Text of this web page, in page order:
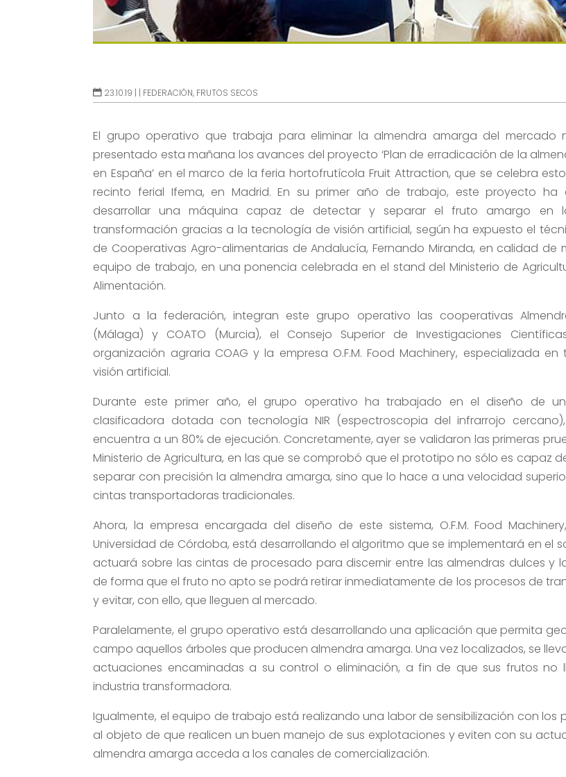
23.10.19 | | FEDERACIÓN, FRUTOS SECOS
El grupo operativo que trabaja para eliminar la almendra amarga del mercado
presentado esta mañana los avances del proyecto ‘Plan de erradicación de la
en España’ en el marco de la feria hortofrutícola Fruit Attraction, que se celebra
recinto ferial Ifema, en Madrid. En su primer año de trabajo, este proyecto ha
desarrollar una máquina capaz de detectar y separar el fruto amargo en
transformación gracias a la tecnología de visión artificial, según ha expuesto el
de Cooperativas Agro-alimentarias de Andalucía, Fernando Miranda, en calidad de
equipo de trabajo, en una ponencia celebrada en el stand del Ministerio de
Alimentación.
Junto a la federación, integran este grupo operativo las cooperativas
(Málaga) y COATO (Murcia), el Consejo Superior de Investigaciones
organización agraria COAG y la empresa O.F.M. Food Machinery, especializada
visión artificial.
Durante este primer año, el grupo operativo ha trabajado en el diseño de
clasificadora dotada con tecnología NIR (espectroscopia del infrarrojo
encuentra a un 80% de ejecución. Concretamente, ayer se validaron las primeras
Ministerio de Agricultura, en las que se comprobó que el prototipo no sólo es capaz
separar con precisión la almendra amarga, sino que lo hace a una velocidad
cintas transportadoras tradicionales.
Ahora, la empresa encargada del diseño de este sistema, O.F.M. Food
Universidad de Córdoba, está desarrollando el algoritmo que se implementará en el
actuará sobre las cintas de procesado para discernir entre las almendras dulces y
de forma que el fruto no apto se podrá retirar inmediatamente de los procesos de
y evitar, con ello, que lleguen al mercado.
Paralelamente, el grupo operativo está desarrollando una aplicación que permita
campo aquellos árboles que producen almendra amarga. Una vez localizados, se
actuaciones encaminadas a su control o eliminación, a fin de que sus frutos no
industria transformadora.
Igualmente, el equipo de trabajo está realizando una labor de sensibilización con los
al objeto de que realicen un buen manejo de sus explotaciones y eviten con su
almendra amarga acceda a los canales de comercialización.